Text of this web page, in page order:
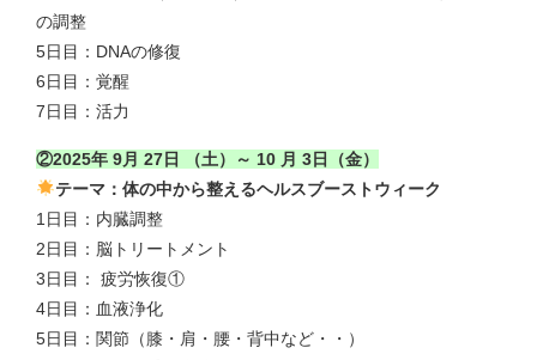
の調整
5日目：DNAの修復
6日目：覚醒
7日目：活力
②2025年 9月 27日 （土）～ 10 月 3日（金）
テーマ：体の中から整えるヘルスブーストウィーク
1日目：内臓調整
2日目：脳トリートメント
3日目： 疲労恢復①
4日目：血液浄化
5日目：関節（膝・肩・腰・背中など・・）